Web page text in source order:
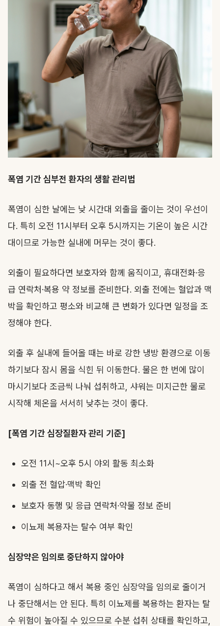
폭염 기간 심부전 환자의 생활 관리법
폭염이 심한 날에는 낮 시간대 외출을 줄이는 것이 우선이
다. 특히 오전 11시부터 오후 5시까지는 기온이 높은 시간
대이므로 가능한 실내에 머무는 것이 좋다.
외출이 필요하다면 보호자와 함께 움직이고, 휴대전화·응
급 연락처·복용 약 정보를 준비한다. 외출 전에는 혈압과 맥
박을 확인하고 평소와 비교해 큰 변화가 있다면 일정을 조
정해야 한다.
외출 후 실내에 들어올 때는 바로 강한 냉방 환경으로 이동
하기보다 잠시 몸을 식힌 뒤 이동한다. 물은 한 번에 많이
마시기보다 조금씩 나눠 섭취하고, 샤워는 미지근한 물로
시작해 체온을 서서히 낮추는 것이 좋다.
[폭염 기간 심장질환자 관리 기준]
오전 11시~오후 5시 야외 활동 최소화
외출 전 혈압·맥박 확인
보호자 동행 및 응급 연락처·약물 정보 준비
이뇨제 복용자는 탈수 여부 확인
심장약은 임의로 중단하지 않아야
폭염이 심하다고 해서 복용 중인 심장약을 임의로 줄이거
나 중단해서는 안 된다. 특히 이뇨제를 복용하는 환자는 탈
수 위험이 높아질 수 있으므로 수분 섭취 상태를 확인하고,